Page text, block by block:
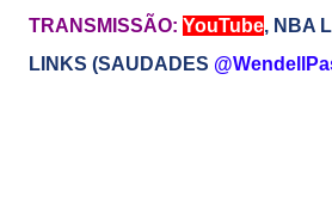
TRANSMISSÃO: YouTube, NBA
LINKS (SAUDADES